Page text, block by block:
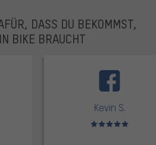
DASS DU BEKOMMST,
BIKE BRAUCHT
5
Kevin S.
Bewertungen: 5 von 5